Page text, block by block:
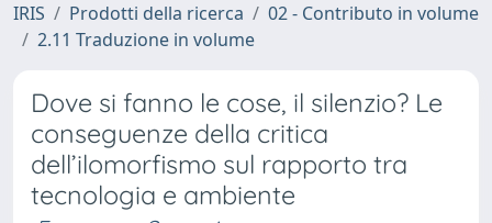
IRIS Prodotti della ricerca
02 - Contributo in volume
2.11 Traduzione in volume
Dove si fanno le cose, il silenzio? Le
conseguenze della critica
dell’ilomorfismo sul rapporto tra
tecnologia e ambiente